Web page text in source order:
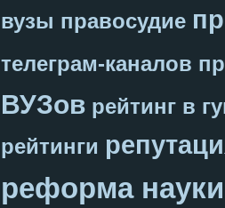
вузы правосудие
телеграм-каналов
ВУЗов рейтинг в
рейтинги
реформа науки